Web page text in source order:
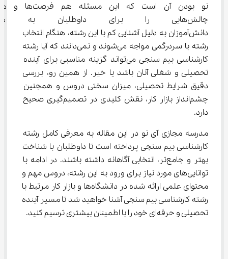
نو بودن آن است که این مسئله هم
چالش‌هایی را برای داوطلبان به
دانش‌آموزان به دلیل آشنایی کم با این رشته، هنگام انتخاب
رشته با سردرگمی مواجه می‌شوند و نمی‌دانند که آیا رشته
کارشناسی بیم سنجی می‌تواند گزینه مناسبی برای آینده
تحصیلی و شغلی آنان باشد یا خیر. از همین رو، بررسی
دقیق شرایط تحصیلی، میزان سختی دروس و همچنین
چشم‌انداز بازار کار، نقش کلیدی در تصمیم‌گیری صحیح
دارد.
مدرسه مجازی آی نو در این مقاله به معرفی کامل رشته
کارشناسی بیم سنجی پرداخته است تا داوطلبان با شناخت
بهتر و جامع‌تر، انتخابی آگاهانه داشته باشند. در ادامه با
توانایی‌های مورد نیاز برای ورود به این رشته، دروس مهم و
محتوای علمی ارائه شده در دانشگاه‌ها و بازار کار مرتبط با
رشته کارشناسی بیم سنجی آشنا خواهید شد تا مسیر آینده
تحصیلی و حرفه‌ای خود را با اطمینان بیشتری ترسیم کنید.